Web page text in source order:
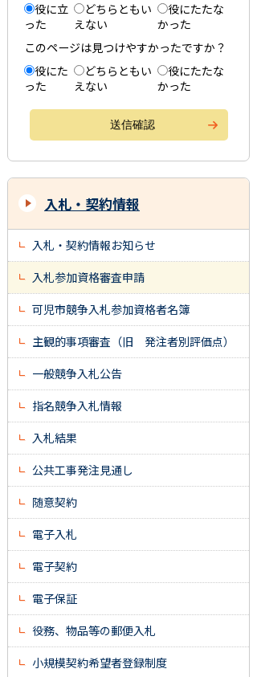
役に立
った
どちらともい
えない
役にたたな
かった
このページは見つけやすかったですか？
役にた
った
どちらともい
えない
役にたたな
かった
入札・契約情報
入札・契約情報お知らせ
入札参加資格審査申請
可児市競争入札参加資格者名簿
主観的事項審査（旧 発注者別評価点）
一般競争入札公告
指名競争入札情報
入札結果
公共工事発注見通し
随意契約
電子入札
電子契約
電子保証
役務、物品等の郵便入札
小規模契約希望者登録制度